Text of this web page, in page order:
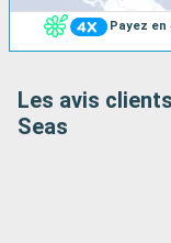
Payez en
Les avis
Seas